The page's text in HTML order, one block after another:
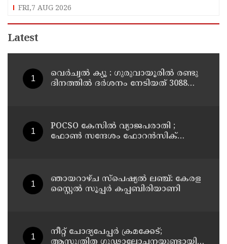
FRI,7 AUG 2026
Latest
വെർച്വൽ ക്യൂ : ഗുരുവായൂരിൽ രണ്ടു
ദിനത്തിൽ ദർശനം നേടിയത് 3088
POCSO കേസിൽ വ്യാജപരാതി ;
ഫോൺ സന്ദേശം ഫോറൻസിക്
ഞായറാഴ്ച സ്പെഷ്യൽ ലഞ്ച്: കേരള
സ്റ്റൈൽ സൂപ്പർ കപ്പബിരിയാണി
നീറ്റ് ചോദ്യപേപ്പര്‍ ക്രമക്കേട്;
ആസൂത്രിത ഗൂഢാലോചനയുണ്ടായി;